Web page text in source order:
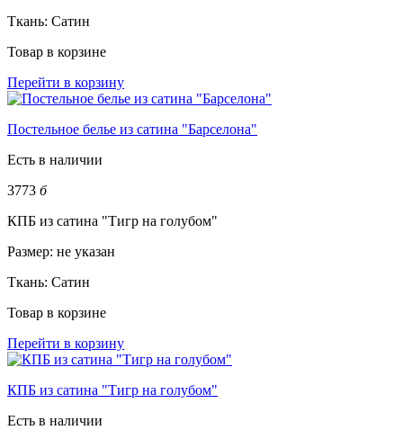
Ткань: Сатин
Товар в корзине
Перейти в корзину
Постельное белье из сатина "Барселона"
Есть в наличии
3773 б
КПБ из сатина "Тигр на голубом"
Размер: не указан
Ткань: Сатин
Товар в корзине
Перейти в корзину
КПБ из сатина "Тигр на голубом"
Есть в наличии